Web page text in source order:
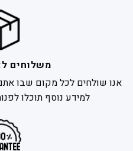
משלוחים
אנו שולחים לכל מקום שבו
למידע נוסף תוכלו